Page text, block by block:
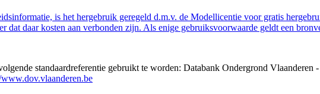
is het hergebruik geregeld d.m.v. de Modellicentie voor gratis
dat daar kosten aan verbonden zijn. Als enige gebruiksvoorwaarde geldt een
standaardreferentie gebruikt te worden: Databank Ondergrond Vlaanderen